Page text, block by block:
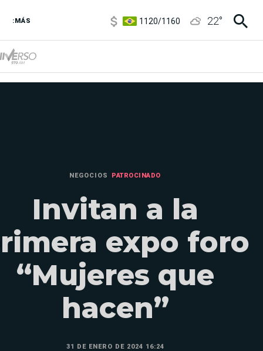
:MÁS
3,6/3,9
22°
NEGOCIOS PATROCINADO
Invitan a la
expo foro
“Mujeres que
hacen”
31 DE ENERO DE 2024 16:24